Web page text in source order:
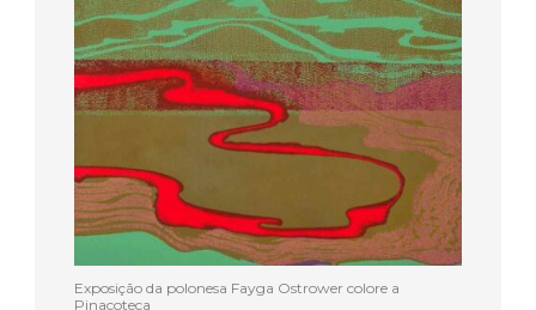
Exposição da polonesa Fayga Ostrower colore a
Pinacoteca